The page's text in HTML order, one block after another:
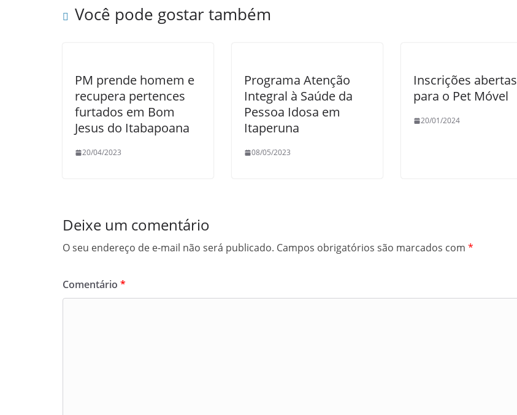
k
Você pode gostar também
PM prende homem e
recupera pertences
furtados em Bom
Jesus do Itabapoana
20/04/2023
Programa Atenção
Integral à Saúde da
Pessoa Idosa em
Itaperuna
08/05/2023
Inscrições abertas
para o Pet Móvel
20/01/2024
Deixe um comentário
O seu endereço de e-mail não será publicado. Campos obrigatórios são marcados com *
Comentário *